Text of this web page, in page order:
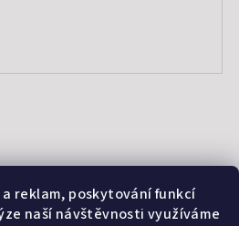
reklam, poskytování funkcí
naší návštěvnosti využíváme